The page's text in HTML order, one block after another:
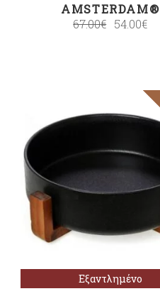
AMSTERDAM®
67.00€ 54.00€
Εξαντλημένο